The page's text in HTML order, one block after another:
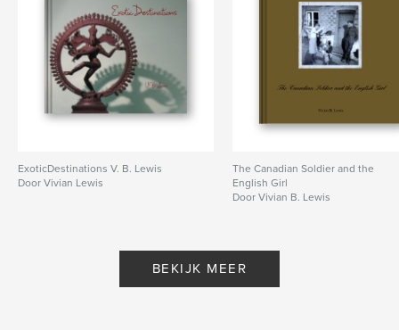
ExoticDestinations V. B. Lewis
Door Vivian Lewis
The Canadian Soldier and the
English Girl
Door Vivian B. Lewis
BEKIJK MEER